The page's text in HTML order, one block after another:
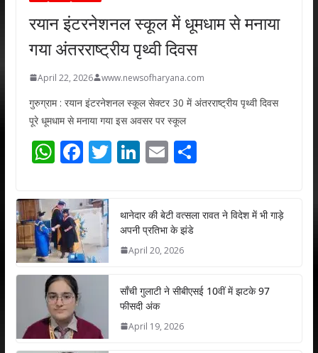
रयान इंटरनेशनल स्कूल में धूमधाम से मनाया
गया अंतरराष्ट्रीय पृथ्वी दिवस
April 22, 2026 www.newsofharyana.com
गुरुग्राम : रयान इंटरनेशनल स्कूल सेक्टर 30 में अंतरराष्ट्रीय पृथ्वी दिवस
पूरे धूमधाम से मनाया गया इस अवसर पर स्कूल
W
at
s
A
p
p
F
e
b
o
o
T
er
Li
e
dI
E
l
S
e
थानेदार की बेटी वत्सला रावत ने विदेश में भी गाड़े
अपनी प्रतिभा के झंडे
April 20, 2026
साँची गुलाटी ने सीबीएसई 10वीं में झटके 97
फीसदी अंक
April 19, 2026